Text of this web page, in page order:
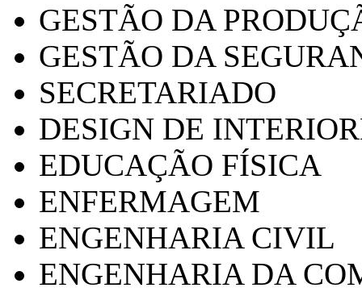
GESTÃO DA
GESTÃO DA
SECRETARIADO
DESIGN DE
EDUCAÇÃO FÍSICA
ENFERMAGEM
ENGENHARIA CIVIL
ENGENHARIA DA